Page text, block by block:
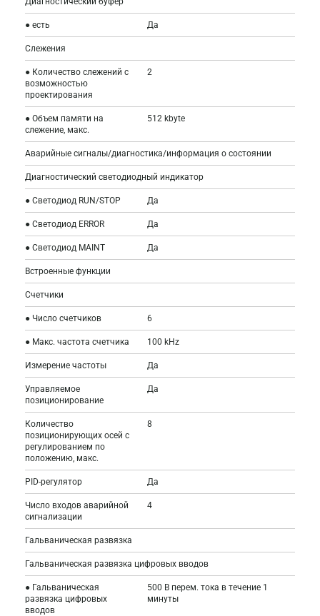
● есть Да
Слежения
● Количество слежений с
возможностью
проектирования
2
● Объем памяти на
слежение, макс.
512 kbyte
Аварийные сигналы/диагностика/информация о состоянии
Диагностический светодиодный индикатор
● Светодиод RUN/STOP Да
● Светодиод ERROR Да
● Светодиод MAINT Да
Встроенные функции
Счетчики
● Число счетчиков 6
● Макс. частота счетчика 100 kHz
Измерение частоты Да
Управляемое
позиционирование
Да
Количество
позиционирующих осей с
регулированием по
положению, макс.
8
PID-регулятор Да
Число входов аварийной
сигнализации
4
Гальваническая развязка
Гальваническая развязка цифровых вводов
● Гальваническая
развязка цифровых
вводов
500 В перем. тока в течение 1
минуты